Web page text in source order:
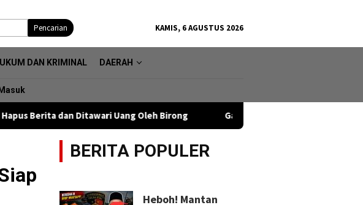
Pencarian KAMIS, 6 AGUSTUS 2026
DAN KRIMINAL DAERAH
Masuk
Uang Oleh Birong Gawat! Warung Remang-Remang Menjamur di
BERITA POPULER
Heboh! Mantan